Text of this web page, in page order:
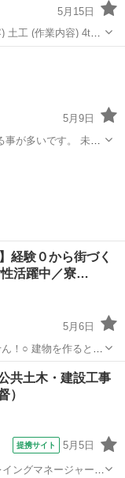
5月15日
務委託 (勤務時...
5月9日
事が多いです。 未経
経験０から街づく
性活躍中／寮…
5月6日
！○ 建物を作るとき
進めるために見守る
共土木・建設工事
）
提携サイト 5月5日